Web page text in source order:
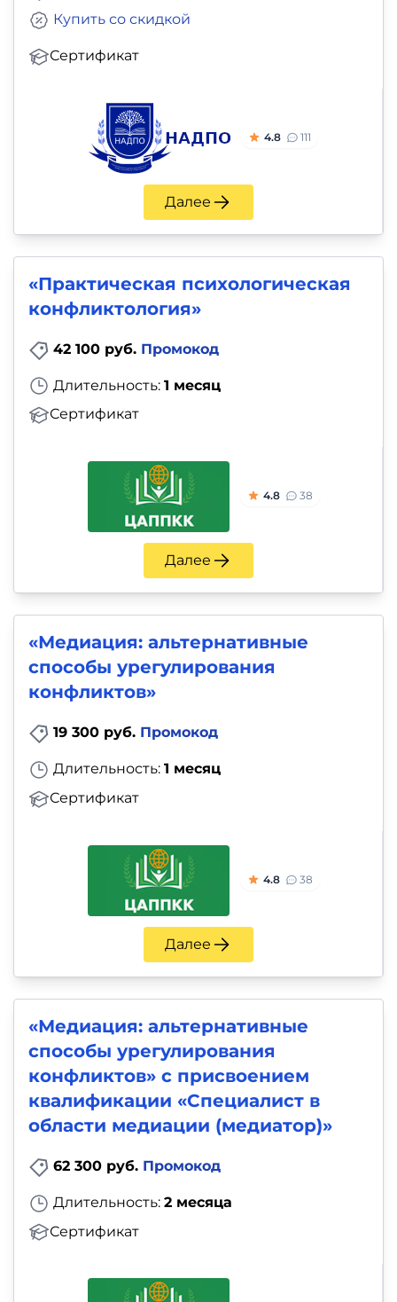
Сертификат
Купить со скидкой
4.8 111
Далее
«Практическая психологическая
конфликтология»
42 100 руб. Промокод
Длительность: 1 месяц
Сертификат
4.8 38
Далее
«Медиация: альтернативные
способы урегулирования
конфликтов»
19 300 руб. Промокод
Длительность: 1 месяц
Сертификат
4.8 38
Далее
«Медиация: альтернативные
способы урегулирования
конфликтов» с присвоением
квалификации «Специалист в
области медиации (медиатор)»
62 300 руб. Промокод
Длительность: 2 месяца
Сертификат